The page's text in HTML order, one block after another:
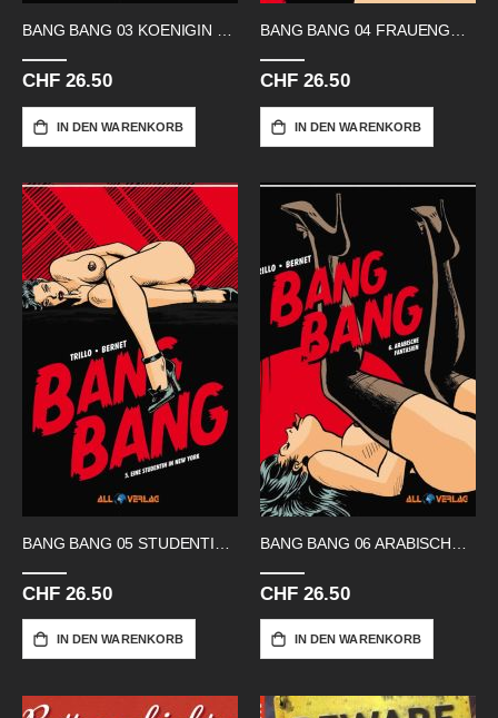
CHF 26.50
IN DEN WARENKORB
CHF 26.50
IN DEN WARENKORB
CHF 26.50
IN DEN WARENKORB
CHF 26.50
IN DEN WARENKORB